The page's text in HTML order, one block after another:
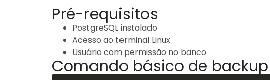
Pré-requisitos
PostgreSQL instalado
Acesso ao terminal Linux
Usuário com permissão no banco
Comando básico de backup